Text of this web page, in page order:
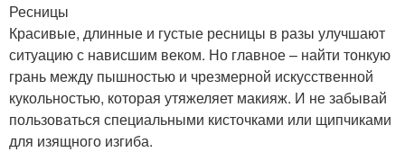
Ресницы
Красивые, длинные и густые ресницы в разы улучшают
ситуацию с нависшим веком. Но главное – найти тонкую
грань между пышностью и чрезмерной искусственной
кукольностью, которая утяжеляет макияж. И не забывай
пользоваться специальными кисточками или щипчиками
для изящного изгиба.